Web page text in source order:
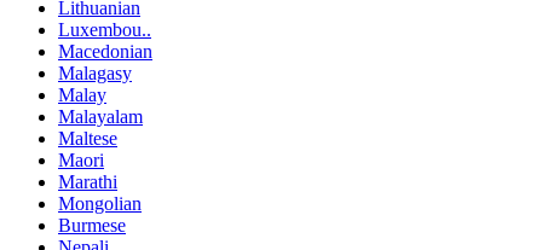
Lithuanian
Luxembou..
Macedonian
Malagasy
Malay
Malayalam
Maltese
Maori
Marathi
Mongolian
Burmese